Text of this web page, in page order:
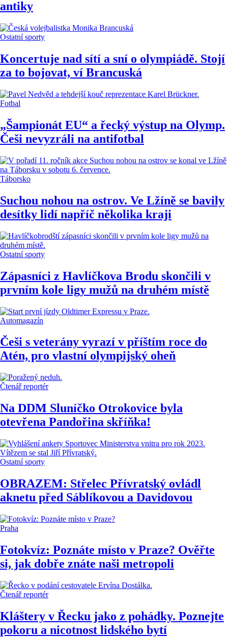
antiky
Ostatní sporty
Koncertuje nad sítí a sní o olympiádě. Stojí
za to bojovat, ví Brancuská
Fotbal
„Šampionát EU“ a řecký výstup na Olymp.
Češi nevyzráli na antifotbal
Táborsko
Suchou nohou na ostrov. Ve Lžíně se bavily
desítky lidí napříč několika kraji
Ostatní sporty
Zápasníci z Havlíčkova Brodu skončili v
prvním kole ligy mužů na druhém místě
Automagazín
Češi s veterány vyrazí v příštím roce do
Atén, pro vlastní olympijský oheň
Čtenář reportér
Na DDM Sluníčko Otrokovice byla
otevřena Pandořina skříňka!
Ostatní sporty
OBRAZEM: Střelec Přívratský ovládl
aknetu před Sáblíkovou a Davidovou
Praha
Fotokvíz: Poznáte místo v Praze? Ověřte
si, jak dobře znáte naši metropoli
Čtenář reportér
Kláštery v Řecku jako z pohádky. Poznejte
pokoru a nicotnost lidského bytí